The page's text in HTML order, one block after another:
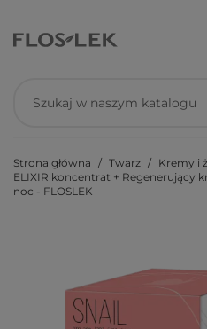
Strona główna Twarz Kremy i
ELIXIR koncentrat + Regenerujący
noc - FLOSLEK